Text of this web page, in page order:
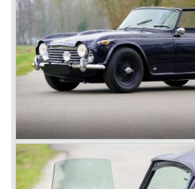
road use, it topped 120 miles per
affordable than other exotic cars like
Martin.
John Black decided that he had to
the Triumph sports car too.
After world war two many US
MG sports cars home. The
this kind of sports car and the
MG was doing good business with
John Black decided to position the
between MG and Jaguar.
The first prototype was presented in
to be known as TR 1. The 20 TS was
and was evaluated. the result was
was presented in 1953. This no-
topped 100 miles per hour, the car